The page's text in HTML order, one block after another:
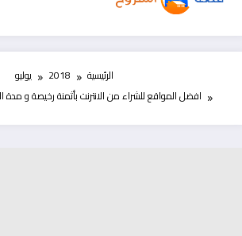
الرئيسية 2018
يوليو
افضل المواقع للشراء من الانترنت بأثمنة رخيصة و مدة